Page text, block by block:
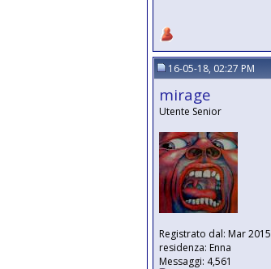
16-05-18, 02:27 PM
mirage
Utente Senior
Registrato dal: Mar 2015
residenza: Enna
Messaggi: 4,561